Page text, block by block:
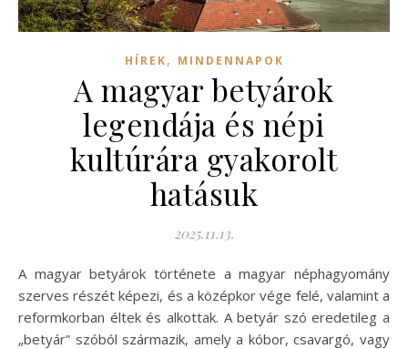
HÍREK, MINDENNAPOK
A magyar betyárok
legendája és népi
kultúrára gyakorolt
hatásuk
2025.11.13.
A magyar betyárok története a magyar néphagyomány
szerves részét képezi, és a középkor vége felé, valamint a
reformkorban éltek és alkottak. A betyár szó eredetileg a
„betyár” szóból származik, amely a kóbor, csavargó, vagy